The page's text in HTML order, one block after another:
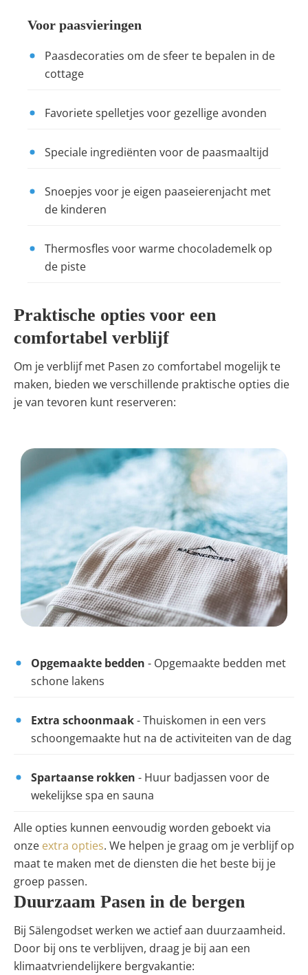
Voor paasvieringen
Paasdecoraties om de sfeer te bepalen in de
cottage
Favoriete spelletjes voor gezellige avonden
Speciale ingrediënten voor de paasmaaltijd
Snoepjes voor je eigen paaseierenjacht met
de kinderen
Thermosfles voor warme chocolademelk op
de piste
Praktische opties voor een
comfortabel verblijf
Om je verblijf met Pasen zo comfortabel mogelijk te
maken, bieden we verschillende praktische opties die
je van tevoren kunt reserveren:
Opgemaakte bedden - Opgemaakte bedden met
schone lakens
Extra schoonmaak- Thuiskomen in een vers
schoongemaakte hut na de activiteiten van de dag
Spartaanse rokken - Huur badjassen voor de
wekelijkse spa en sauna
Alle opties kunnen eenvoudig worden geboekt via
onze extra opties. We helpen je graag om je verblijf op
maat te maken met de diensten die het beste bij je
groep passen.
Duurzaam Pasen in de bergen
Bij Sälengodset werken we actief aan duurzaamheid.
Door bij ons te verblijven, draag je bij aan een
klimaatvriendelijkere bergvakantie: